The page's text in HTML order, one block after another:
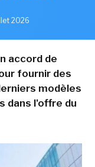
2026
accord de
fournir des
modèles
dans l'offre du